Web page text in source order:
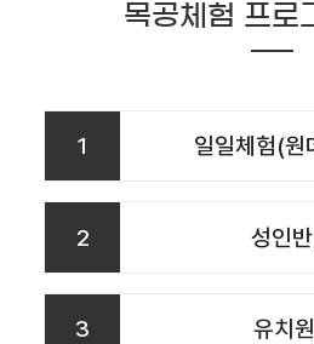
목공체험 프로
1 일일체험(원
2 성인
3 유치